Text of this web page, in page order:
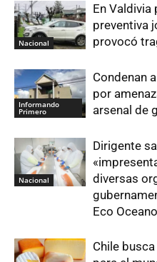
Nacional
En Valdivia
preventiva
provocó
Informando
Primero
Condenan
por
arsenal de
Nacional
Dirigente
diversas
Eco
Chile